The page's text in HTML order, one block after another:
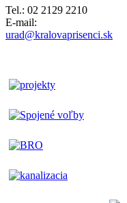
Tel.: 02 2129 2210
E-mail:
urad@kralovaprisenci.sk